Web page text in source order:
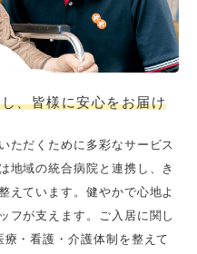
、皆様に安心をお届け
ただくために多彩なサービス
地域の統合病院と連携し、き
えています。健やかで心地よ
フが支えます。ご入居に関し
・看護・介護体制を整えて